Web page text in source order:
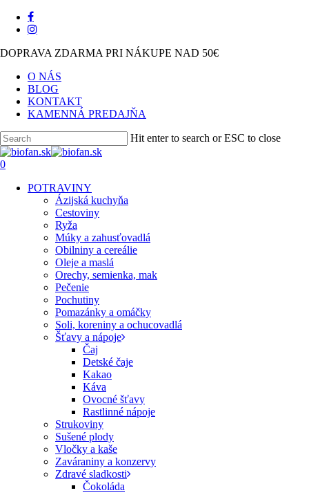
Skip
content
facebook
instagram
DOPRAVA ZDARMA PRI NÁKUPE NAD 50€
O NÁS
BLOG
KONTAKT
KAMENNÁ PREDAJŇA
Hit enter to search or ESC to close
Close
Search
search
0
POTRAVINY
Ázijská kuchyňa
Cestoviny
Ryža
Múky a zahusťovadlá
Obilniny a cereálie
Oleje a maslá
Orechy, semienka, mak
Pečenie
Pochutiny
Pomazánky a omáčky
Soli, koreniny a ochucovadlá
Šťavy a nápoje
Čaj
Detské čaje
Kakao
Káva
Ovocné šťavy
Rastlinné nápoje
Strukoviny
Sušené plody
Vločky a kaše
Zaváraniny a konzervy
Zdravé sladkosti
Čokoláda